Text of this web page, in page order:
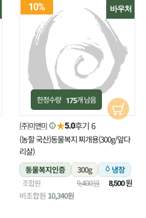
바우처
10%
한정수량 175개 남음
(주)미앤미 ★5.0후기 6
(농할 국산)동물복지 찌개용(300g/앞다
리살)
동물복지인증
300g 냉장
조합원 9,400원 8,500원
비조합원 10,340원